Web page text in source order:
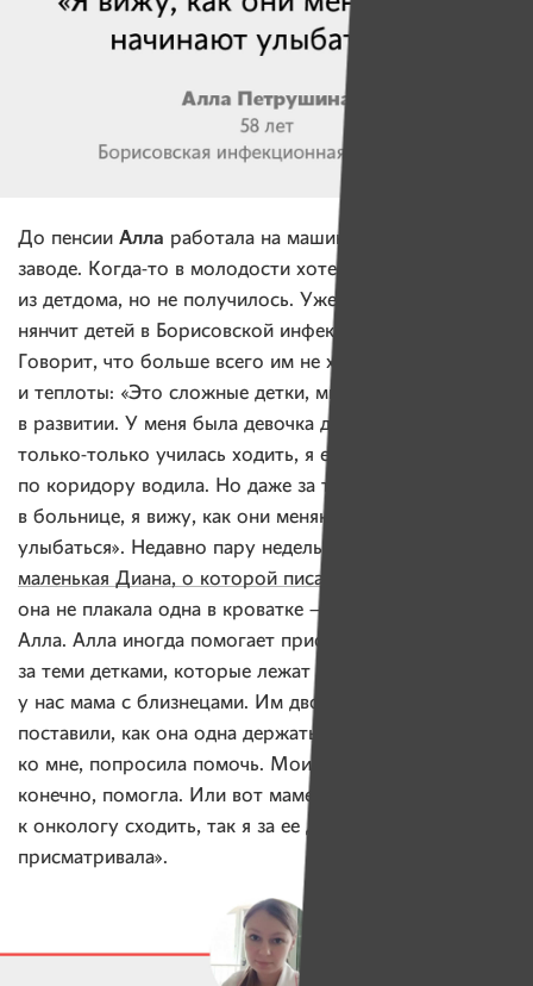
До пенсии Алла работала на машиностроительном
заводе. Когда-то в молодости хотела взять ребенка
из детдома, но не получилось. Уже два месяца Алла
нянчит детей в Борисовской инфекционной больнице.
Говорит, что больше всего им не хватает ласки
и теплоты: «Это сложные детки, многие отстают
в развитии. У меня была девочка двухлетняя, она
только-только училась ходить, я ее за ручки
по коридору водила. Но даже за то время, что они
в больнице, я вижу, как они меняются, начинают
улыбаться». Недавно пару недель в больнице
маленькая Диана, о которой писали «Имена»
она не плакала одна в кроватке — рядом была няня
Алла. Алла иногда помогает присматривать даже
за теми детками, которые лежат с мамами. «Лежала
у нас мама с близнецами. Им двоим капельницы
поставили, как она одна держать будет? Подошла
ко мне, попросила помочь. Мои детки спали, я,
конечно, помогла. Или вот маме одной надо было
к онкологу сходить, так я за ее дочкой
присматривала».